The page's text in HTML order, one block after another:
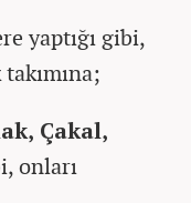
yaptığı gibi,
Çakal,
onları